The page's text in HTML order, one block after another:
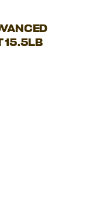
15.5LB